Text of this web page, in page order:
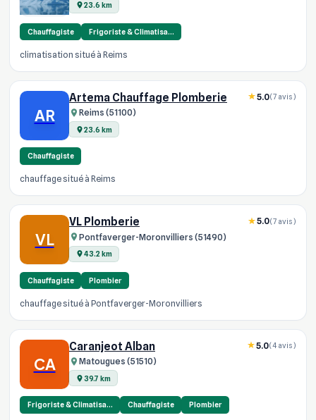
23.6 km
Chauffagiste Frigoriste & Climatisa…
climatisation situé à Reims
AR
Artema Chauffage Plomberie
Reims (51100)
23.6 km
5.0(7 avis)
Chauffagiste
chauffage situé à Reims
VL
VL Plomberie
Pontfaverger-Moronvilliers (51490)
43.2 km
5.0(7 avis)
Chauffagiste Plombier
chauffage situé à Pontfaverger-Moronvilliers
CA
Caranjeot Alban
Matougues (51510)
39.7 km
5.0(4 avis)
Frigoriste & Climatisa… Chauffagiste Plombier